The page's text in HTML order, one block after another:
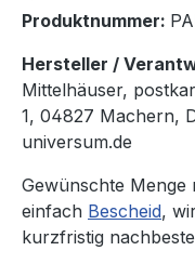
Produktnummer:
Hersteller /
Mittelhäuser,
1, 04827 Machern,
universum.de
Gewünschte Menge
einfach Bescheid,
kurzfristig